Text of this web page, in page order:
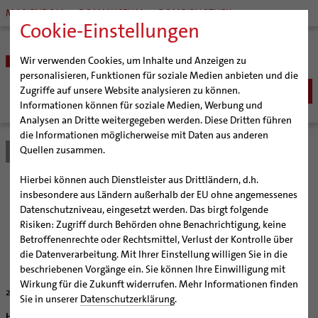
Cookie-Einstellungen
Wir verwenden Cookies, um Inhalte und Anzeigen zu
personalisieren, Funktionen für soziale Medien anbieten und die
Zugriffe auf unsere Website analysieren zu können.
Informationen können für soziale Medien, Werbung und
Analysen an Dritte weitergegeben werden. Diese Dritten führen
die Informationen möglicherweise mit Daten aus anderen
Quellen zusammen.
Hierbei können auch Dienstleister aus Drittländern, d.h.
insbesondere aus Ländern außerhalb der EU ohne angemessenes
Datenschutzniveau, eingesetzt werden. Das birgt folgende
Risiken: Zugriff durch Behörden ohne Benachrichtigung, keine
Betroffenenrechte oder Rechtsmittel, Verlust der Kontrolle über
die Datenverarbeitung. Mit Ihrer Einstellung willigen Sie in die
beschriebenen Vorgänge ein. Sie können Ihre Einwilligung mit
Wirkung für die Zukunft widerrufen. Mehr Informationen finden
Sie in unserer Datenschutzerklärung.
MARIENDOM DOMMUSEUM DOMBIBLIOTHEK
BISTUM
Bischöfe
Weihbischof Dr. Martin Marahrens
Bischof em. Norbert Trelle
Weihbischof em. Bongartz
Weihbischof em. Schwerdtfeger
Weihbischof em. Koitz
Bischof em. Dr. Wüstenberg
Generalvikariat
Gremien
Diözesangericht
Gemeindegremien
Pfarrgemeinden
Hildesheimer Dom
Virtueller Rundgang durch den Dom
Tausendjähriger Rosenstock
Die Hildesheimer Dommusik
Wallfahrten | Pilgern
Termine Wallfahrten und Pilgern
Jakobswege im Bistum Hildesheim
Veranstaltungen
Strategieprozess
Jugend
Bistum Hildesheim
Betendes Lesen
Bistum Hildesheim lädt zu Informationstreffen über
die „Lectio Divina“
27.01.2012